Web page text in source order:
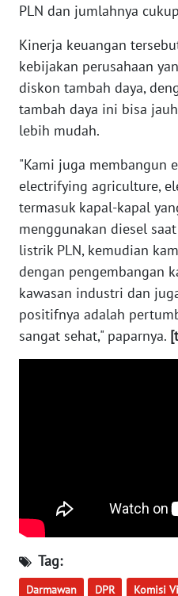
PLN dan jumlahnya
Kinerja keuangan
kebijakan perusahaan
diskon tambah daya,
tambah daya ini bisa
lebih mudah.
"Kami juga membangun
electrifying agriculture,
termasuk kapal-kapal
menggunakan diesel
listrik PLN, kemudian
dengan pengembangan
kawasan industri dan
positifnya adalah
sangat sehat," paparnya.
Tag:
Darmawan DPR Komisi Vi
SULTRA
WN
NTB
WN
SULBAR
WN
BABEL
WN
SUMBAR
LAMPUNG
JATENG